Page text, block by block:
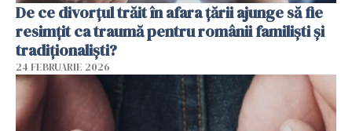
De ce divorțul trăit în afara țării ajunge să fie
resimțit ca traumă pentru românii familiști și
tradiționaliști?
24 FEBRUARIE 2026